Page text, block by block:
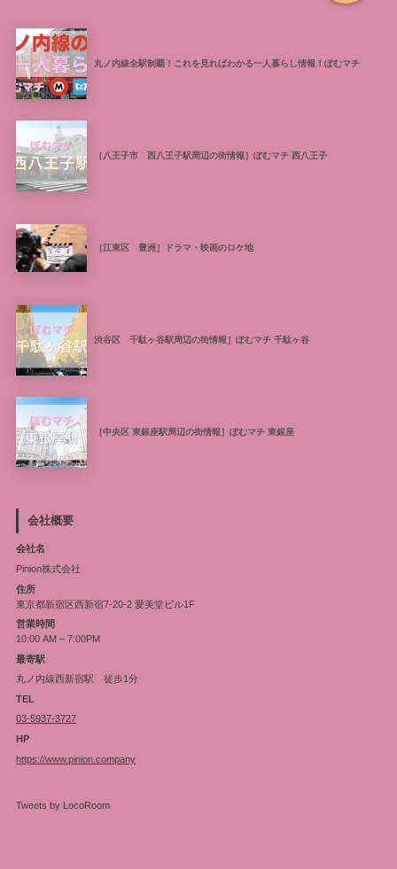
丸ノ内線全駅制覇！これを見ればわかる一人暮らし情報！ぽむマチ
［八王子市 西八王子駅周辺の街情報］ぽむマチ 西八王子
［江東区 豊洲］ドラマ・映画のロケ地
渋谷区 千駄ヶ谷駅周辺の街情報］ぽむマチ 千駄ヶ谷
［中央区 東銀座駅周辺の街情報］ぽむマチ 東銀座
会社概要
会社名
Pinion株式会社
住所
東京都新宿区西新宿7-20-2 愛美堂ビル1F
営業時間
10:00 AM – 7:00PM
最寄駅
丸ノ内線西新宿駅 徒歩1分
TEL
03-5937-3727
HP
https://www.pinion.company
Tweets by LocoRoom